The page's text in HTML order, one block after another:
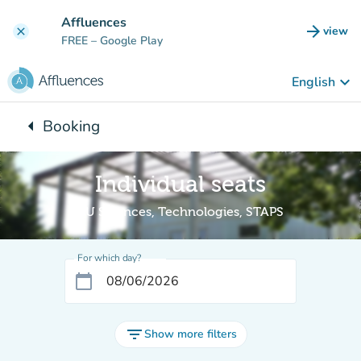
clear Affluences
FREE – Google Play arrow_forward view
(new
English keyboard_arrow_down
arrow_leftBack to:
Booking
Individual seats
BU Sciences, Technologies, STAPS
For which day?
calendar_today
filter_listShow more filters